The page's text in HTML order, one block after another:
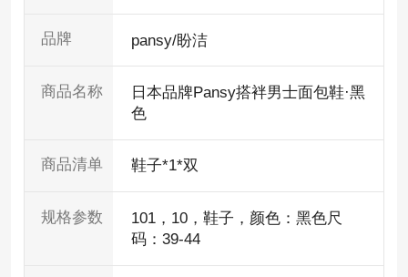
品牌 pansy/盼洁
商品名称
日本品牌Pansy搭袢男士面包鞋·黑
色
商品清单 鞋子*1*双
规格参数
101，10，鞋子，颜色：黑色尺
码：39-44